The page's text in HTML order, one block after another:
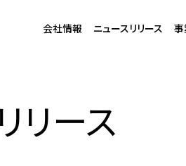
会社情報 ニュースリリース
リース